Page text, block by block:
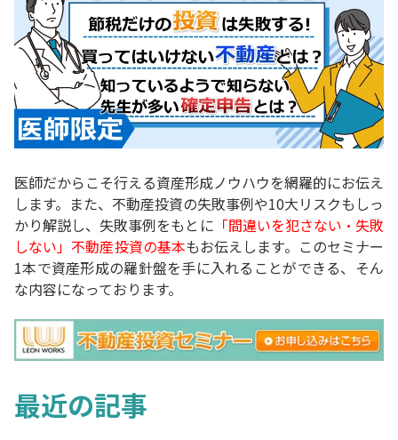
医師だからこそ行える資産形成ノウハウを網羅的にお伝え
します。また、不動産投資の失敗事例や10大リスクもしっ
かり解説し、失敗事例をもとに 「間違いを犯さない・失敗
しない」不動産投資の基本もお伝えします。このセミナー
1本で資産形成の羅針盤を手に入れることができる、そん
な内容になっております。
最近の記事